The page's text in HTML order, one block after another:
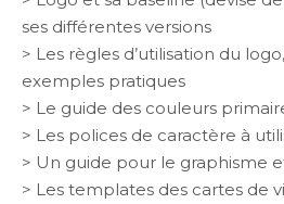
ses différentes versions
> Les règles d’utilisation du
exemples pratiques
> Le guide des couleurs
> Les polices de caractère à
> Un guide pour le graphisme
> Les templates des cartes de